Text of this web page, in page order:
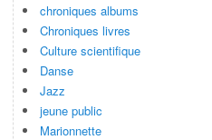
chroniques albums
Chroniques livres
Culture scientifique
Danse
Jazz
jeune public
Marionnette